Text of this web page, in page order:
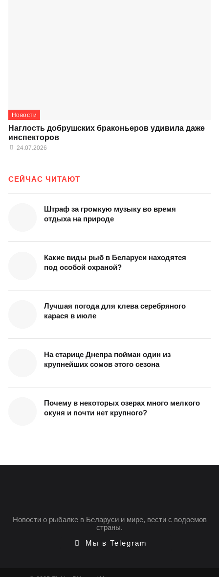
Новости
Наглость добрушских браконьеров удивила даже
инспекторов
24.07.2026
СЕЙЧАС ЧИТАЮТ
Штраф за громкую музыку во время
отдыха на природе
Какие виды рыб в Беларуси находятся
под особой охраной?
Лучшая погода для клева серебряного
карася в июле
На старице Днепра пойман один из
крупнейших сомов этого сезона
Почему в некоторых озерах много мелкого
окуня и почти нет крупного?
Новости о рыбалке в Беларуси и мире, вести с водоемов
страны.
Мы в Telegram